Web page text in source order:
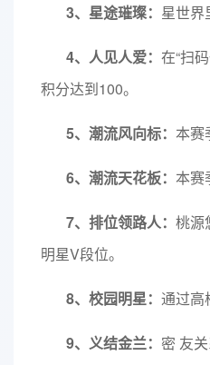
3、星途璀璨： 星世界
4、人见人爱： 在“扫
积分达到100。
5、潮流风向标： 本赛
6、潮流天花板： 本赛
7、排位领路人： 桃源
明星V段位。
8、校园明星： 通过高
9、义结金兰： 密 友